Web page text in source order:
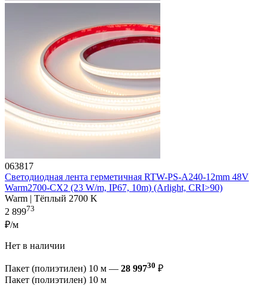
063817
Светодиодная лента герметичная RTW-PS-A240-12mm 48V
Warm2700-CX2 (23 W/m, IP67, 10m) (Arlight, CRI>90)
Warm | Тёплый 2700 K
2 89973
₽/м
Нет в наличии
Пакет (полиэтилен) 10 м — 28 99730 ₽
Пакет (полиэтилен) 10 м